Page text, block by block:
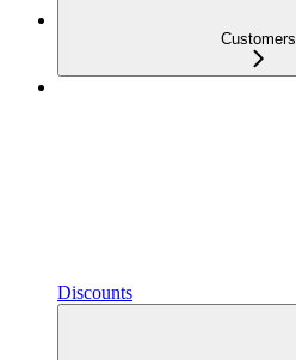
Customers
Discounts